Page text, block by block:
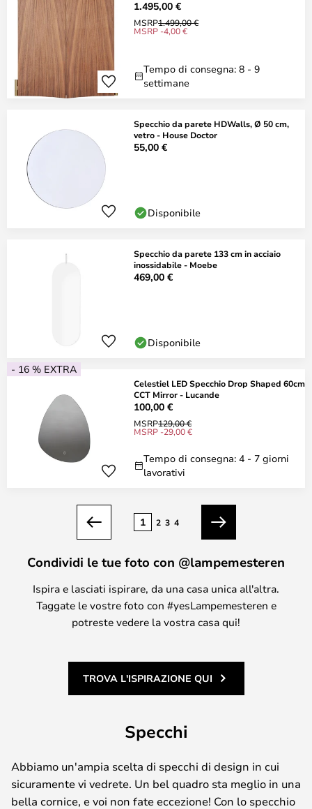
1.495,00 €
MSRP1.499,00 €
MSRP -4,00 €
Tempo di consegna: 8 - 9
settimane
Specchio da parete HDWalls, Ø 50 cm,
vetro - House Doctor
55,00 €
Disponibile
Specchio da parete 133 cm in acciaio
inossidabile - Moebe
469,00 €
Disponibile
- 16 % EXTRA
Celestiel LED Specchio Drop Shaped 60cm
CCT Mirror - Lucande
100,00 €
MSRP129,00 €
MSRP -29,00 €
Tempo di consegna: 4 - 7 giorni
lavorativi
Precedente
1 2 3 4
Prossimo
Condividi le tue foto con @lampemesteren
Ispira e lasciati ispirare, da una casa unica all'altra.
Taggate le vostre foto con #yesLampemesteren e
potreste vedere la vostra casa qui!
TROVA L'ISPIRAZIONE QUI
Specchi
Abbiamo un'ampia scelta di specchi di design in cui
sicuramente vi vedrete. Un bel quadro sta meglio in una
bella cornice, e voi non fate eccezione! Con lo specchio